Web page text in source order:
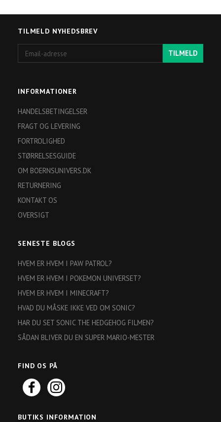
TILMELD NYHEDSBREV
adresse
TILMELD
INFORMATIONER
HANDELSBETINGELSER
FRAGT OG LEVERING
FORTROLIGHED
STØRRELSESGUIDE
OM BOERNSUNIVERS.DK
RETURNERING
KONTAKT OS
OVERSIGT
SENESTE BLOGS
HVEM ER HVEM I PAW PATROL?
HVEM ER HVEM I POKEMON UNIVERSET?
HVEM ER HVEM I MINECRAFT?
HVAD DU MÅSKE IKKE VED OM SONIC?
HAR DU SET SONIC THE HEDGEHOG FILMEN?
SÅDAN BLIVER DU EN SUPER MARIO-MESTER
FIND OS PÅ
BUTIKS INFORMATION